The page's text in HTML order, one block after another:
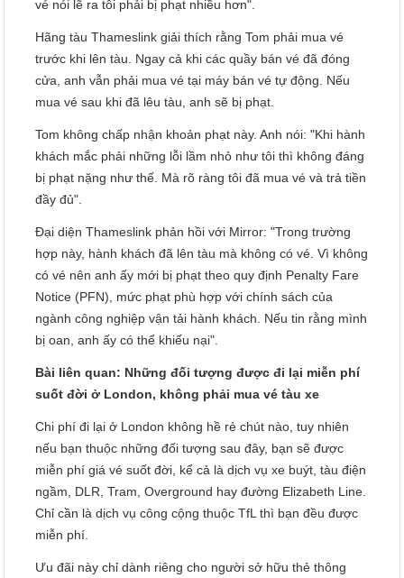
vé nói lẽ ra tôi phải bị phạt nhiều hơn".
Hãng tàu Thameslink giải thích rằng Tom phải mua vé
trước khi lên tàu. Ngay cả khi các quầy bán vé đã đóng
cửa, anh vẫn phải mua vé tại máy bán vé tự động. Nếu
mua vé sau khi đã lêu tàu, anh sẽ bị phạt.
Tom không chấp nhận khoản phạt này. Anh nói: "Khi hành
khách mắc phải những lỗi lầm nhỏ như tôi thì không đáng
bị phạt nặng như thế. Mà rõ ràng tôi đã mua vé và trả tiền
đầy đủ".
Đại diện Thameslink phản hồi với Mirror: "Trong trường
hợp này, hành khách đã lên tàu mà không có vé. Vì không
có vé nên anh ấy mới bị phạt theo quy định Penalty Fare
Notice (PFN), mức phạt phù hợp với chính sách của
ngành công nghiệp vận tải hành khách. Nếu tin rằng mình
bị oan, anh ấy có thể khiếu nại".
Bài liên quan: Những đối tượng được đi lại miễn phí
suốt đời ở London, không phải mua vé tàu xe
Chi phí đi lại ở London không hề rẻ chút nào, tuy nhiên
nếu bạn thuộc những đối tượng sau đây, bạn sẽ được
miễn phí giá vé suốt đời, kể cả là dịch vụ xe buýt, tàu điện
ngầm, DLR, Tram, Overground hay đường Elizabeth Line.
Chỉ cần là dịch vụ công cộng thuộc TfL thì bạn đều được
miễn phí.
Ưu đãi này chỉ dành riêng cho người sở hữu thẻ thông